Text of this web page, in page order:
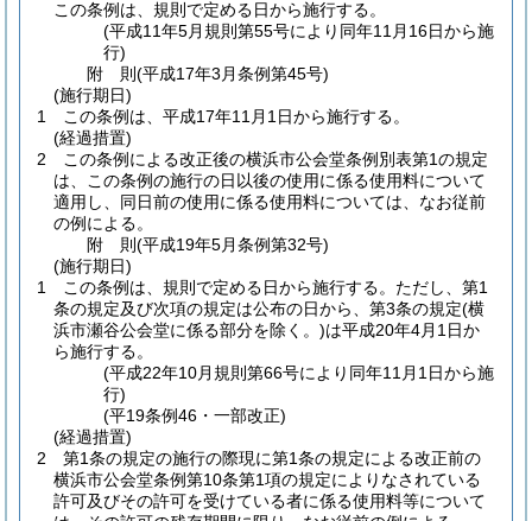
この条例は、規則で定める日から施行する。
(平成11年5月規則第55号により同年11月16日から施
行)
附 則(平成17年3月条例第45号)
(施行期日)
1
この条例は、平成17年11月1日から施行する。
(経過措置)
2
この条例による改正後の横浜市公会堂条例別表第1の規定
は、この条例の施行の日以後の使用に係る使用料について
適用し、同日前の使用に係る使用料については、なお従前
の例による。
附 則(平成19年5月条例第32号)
(施行期日)
1
この条例は、規則で定める日から施行する。 ただし、第1
条の規定及び次項の規定は公布の日から、第3条の規定(横
浜市瀬谷公会堂に係る部分を除く。)は平成20年4月1日か
ら施行する。
(平成22年10月規則第66号により同年11月1日から施
行)
(平19条例46・一部改正)
(経過措置)
2
第1条の規定の施行の際現に第1条の規定による改正前の
横浜市公会堂条例第10条第1項の規定によりなされている
許可及びその許可を受けている者に係る使用料等について